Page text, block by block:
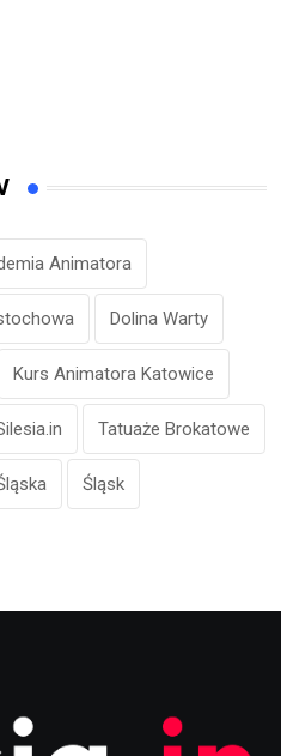
Animatora
Dolina Warty
Kurs Animatora Katowice
Tatuaże Brokatowe
Śląsk